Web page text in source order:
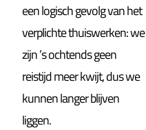
een logisch gevolg van het
verplichte thuiswerken: we
zijn ’s ochtends geen
reistijd meer kwijt, dus we
kunnen langer blijven
liggen.